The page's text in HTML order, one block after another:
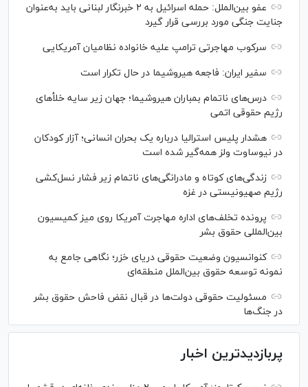
عفو بین‌الملل: حمله اسرائیل به ۲ خبرنگار لبنانی باید به‌عنوان
جنایت جنگی مورد بررسی قرار گیرد
سرکوب مهاجرتی ترامپ علیه خانواده نظامیان آمریکایی
سفیر ایران: فاجعه هیروشیما در حال تکرار است
درس‌های ناتمام بمباران هیروشیما؛ جهان زیر سایه خلأ‌های
رژیم حقوقی اتمی
هشدار پلیس استرالیا درباره یک بحران انسانی؛ آزار کودکان
در نیوساوت ولز همه‌گیر شده است
زندگی‌های کوتاه و مادرانگی‌های ناتمام زیر فشار نسل‌کشی
رژیم صهیونیستی در غزه
پرونده تخلف‌های اداره مهاجرت آمریکا روی میز کمیسیون
بین‌المللی حقوق بشر
کنوانسیون وضعیت حقوقی دریای خزر؛ نگاهی جامع به
نمونه توسعه حقوق بین‌الملل منطقه‌ای
مسئولیت حقوقی دولت‌ها در قبال نقض‌ فاحش حقوق بشر
در جنگ‌ها
پربازدیدترین اخبار